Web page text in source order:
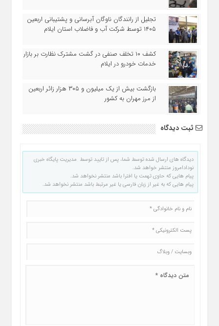
تجلیل از رانندگان ناوگان آبرسانی و پشتیبانی اربعین
۱۴۰۵ توسط شرکت آب و فاضلاب استان ایلام
کشف ۱۰ تخلف صنفی در گشت مشترک نظارت بر بازار
خدمات خودرو در ایلام
بازگشت بیش از یک میلیون و ۳۰۵ هزار زائر اربعین
از مرز مهران به کشور
ثبت دیدگاه
دیدگاه های ارسال شده توسط شما، پس از تایید توسط مدیریت پایگاه خبری
نودادامروز منتشر خواهد شد.
پیام هایی که حاوی تهمت یا افترا باشد منتشر نخواهد شد.
پیام هایی که به غیر از زبان فارسی یا غیر مرتبط باشد منتشر نخواهد شد.